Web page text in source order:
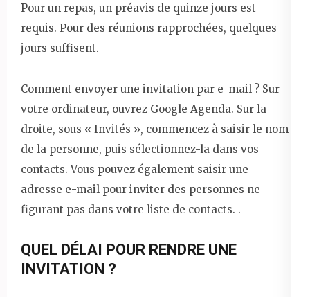
Pour un repas, un préavis de quinze jours est
requis. Pour des réunions rapprochées, quelques
jours suffisent.
Comment envoyer une invitation par e-mail ? Sur
votre ordinateur, ouvrez Google Agenda. Sur la
droite, sous « Invités », commencez à saisir le nom
de la personne, puis sélectionnez-la dans vos
contacts. Vous pouvez également saisir une
adresse e-mail pour inviter des personnes ne
figurant pas dans votre liste de contacts. .
QUEL DÉLAI POUR RENDRE UNE
INVITATION ?